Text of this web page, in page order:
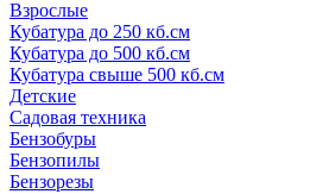
Взрослые
Кубатура до 250 кб.см
Кубатура до 500 кб.см
Кубатура свыше 500 кб.см
Детские
Садовая техника
Бензобуры
Бензопилы
Бензорезы